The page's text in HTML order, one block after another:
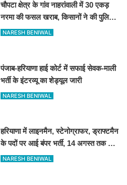
चौपटा क्षेत्र के गांव नाहरांवाली में 30 एकड़
नरमा की फसल खराब, किसानों ने की पुलिस
व कृषि विभाग से जांच की मांग
NARESH BENIWAL
पंजाब-हरियाणा हाई कोर्ट में सफाई सेवक-माली
भर्ती के इंटरव्यू का शेड्यूल जारी
NARESH BENIWAL
हरियाणा में लाइनमैन, स्टेनोग्राफर, ड्राफ्टमैन
के पदों पर आई बंपर भर्ती, 14 अगस्त तक करें
आवेदन
NARESH BENIWAL